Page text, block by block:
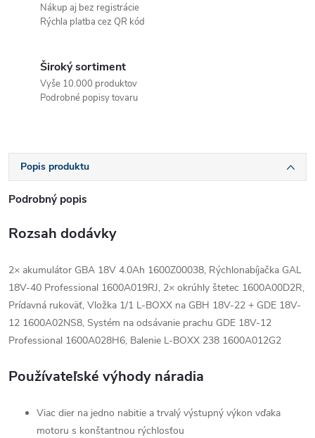
Nákup aj bez registrácie
Rýchla platba cez QR kód
Široký sortiment
Vyše 10.000 produktov
Podrobné popisy tovaru
Popis produktu
Podrobný popis
Rozsah dodávky
2× akumulátor GBA 18V 4.0Ah 1600Z00038, Rýchlonabíjačka GAL
18V-40 Professional 1600A019RJ, 2× okrúhly štetec 1600A00D2R,
Prídavná rukoväť, Vložka 1/1 L-BOXX na GBH 18V-22 + GDE 18V-
12 1600A02NS8, Systém na odsávanie prachu GDE 18V-12
Professional 1600A028H6, Balenie L-BOXX 238 1600A012G2
Používateľské výhody náradia
Viac dier na jedno nabitie a trvalý výstupný výkon vďaka
motoru s konštantnou rýchlosťou